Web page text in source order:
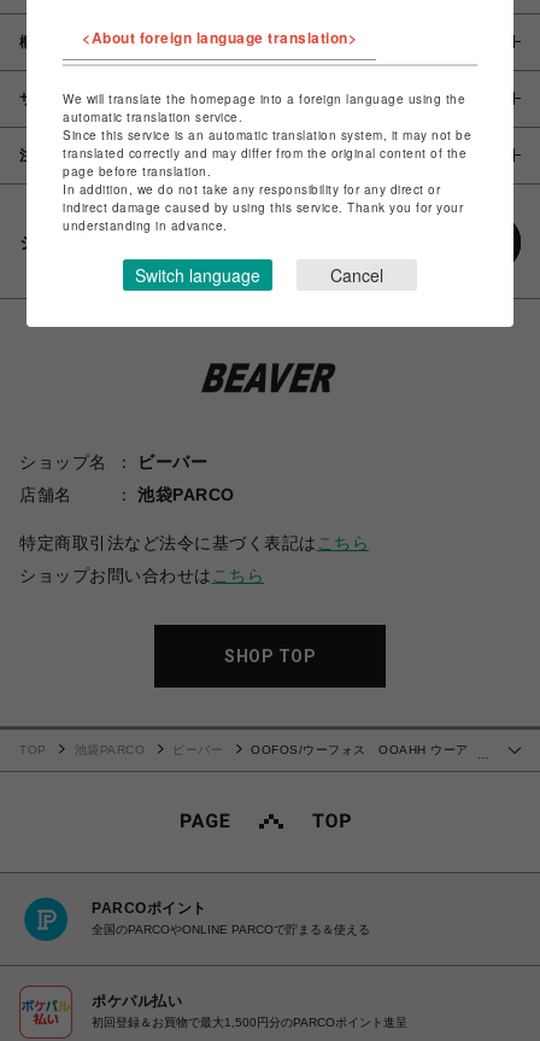
概要
サイズ
注意事項
シェアする
ショップ名
ビーバー
店舗名
池袋PARCO
特定商取引法など法令に基づく表記は こちら
ショップお問い合わせは こちら
SHOP TOP
TOP 池袋PARCO ビーバー
OOFOS/ウーフォス OOAHH ウーア
PARCOポイント
全国のPARCOやONLINE PARCOで貯まる＆使える
ポケパル払い
初回登録＆お買物で最大1,500円分のPARCOポイント進呈
<About foreign language translation>
We will translate the homepage into a foreign language using the
automatic translation service.
Since this service is an automatic translation system, it may not be
translated correctly and may differ from the original content of the
page before translation.
In addition, we do not take any responsibility for any direct or
indirect damage caused by using this service. Thank you for your
understanding in advance.
Switch language Cancel